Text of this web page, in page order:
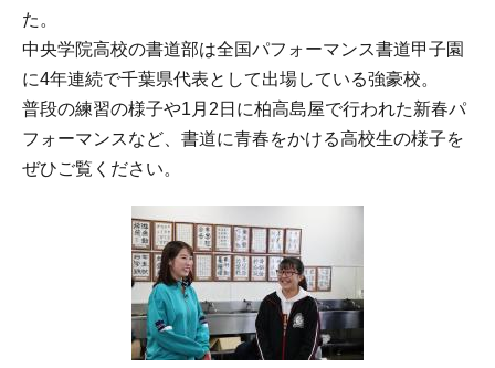
た。
中央学院高校の書道部は全国パフォーマンス書道甲子園
に4年連続で千葉県代表として出場している強豪校。
普段の練習の様子や1月2日に柏高島屋で行われた新春パ
フォーマンスなど、書道に青春をかける高校生の様子を
ぜひご覧ください。